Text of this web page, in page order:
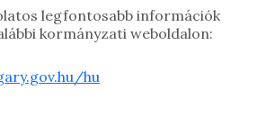
legfontosabb információk
kormányzati weboldalon:
hu